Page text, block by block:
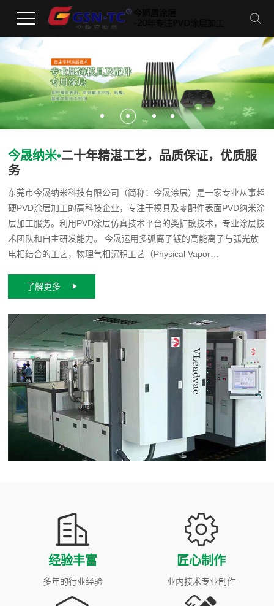
今晟纳米•二十年精湛工艺，品质保证，优质服
务
东莞市今晟纳米科技有限公司（简称：今晟涂层）是一家专业从事超
硬PVD涂层加工的高科技企业，专注于模具及零配件表面PVD纳米涂
层加工服务。利用PVD涂层仿真技术平台的类扩散技术，专业涂层技
术团队和自主研发能力。 今晟运用多弧离子镀的高能离子与弧光放
电相结合的工艺，物理气相沉积工艺（Physical Vapor
度高、耐磨损，耐腐蚀性、扩散结合力强等特点。 今晟纳米涂层以
品质稳定、服务快捷、专业的PVD涂层技术成为客户优质涂层解决方
案的合作商。 主营涂层：氮化钛-TiN, 氮化铬-CrN, 碳氮化钛-TiCN,
氮化铝钛-ALTiN, 氮化铬铝钛CrALTiN, 高碳膜-DLC等。
了解更多
经验丰富
多年的行业经验
匠心制作
业内技术专业制作